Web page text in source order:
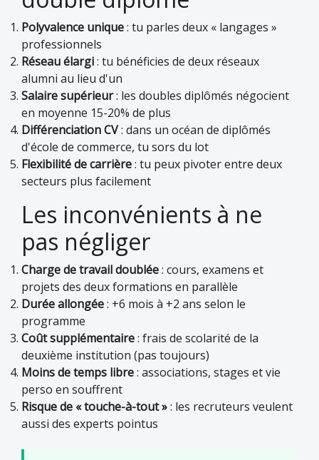
Polyvalence unique: tu parles deux « langages »
professionnels
Réseau élargi: tu bénéficies de deux réseaux
alumni au lieu d'un
Salaire supérieur: les doubles diplômés négocient
en moyenne 15-20% de plus
Différenciation CV: dans un océan de diplômés
d'école de commerce, tu sors du lot
Flexibilité de carrière: tu peux pivoter entre deux
secteurs plus facilement
Les inconvénients à ne
pas négliger
Charge de travail doublée: cours, examens et
projets des deux formations en parallèle
Durée allongée: +6 mois à +2 ans selon le
programme
Coût supplémentaire: frais de scolarité de la
deuxième institution (pas toujours)
Moins de temps libre: associations, stages et vie
perso en souffrent
Risque de « touche-à-tout »: les recruteurs veulent
aussi des experts pointus